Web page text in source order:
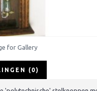
for Gallery
(0)